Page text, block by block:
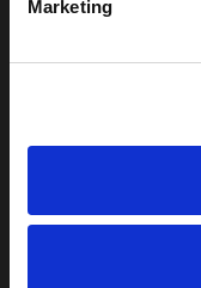
Marketing
Teatru
festivaluri